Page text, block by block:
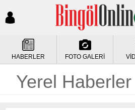
HABERLER FOTO GALERİ
Yerel